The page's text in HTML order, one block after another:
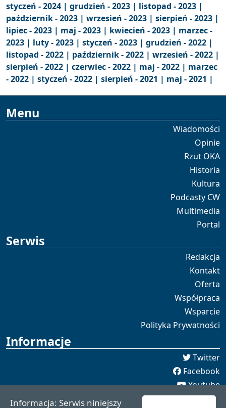
styczeń - 2024 | grudzień - 2023 | listopad - 2023 |
październik - 2023 | wrzesień - 2023 | sierpień - 2023 |
lipiec - 2023 | maj - 2023 | kwiecień - 2023 | marzec -
2023 | luty - 2023 | styczeń - 2023 | grudzień - 2022 |
listopad - 2022 | październik - 2022 | wrzesień - 2022 |
sierpień - 2022 | czerwiec - 2022 | maj - 2022 | marzec
- 2022 | styczeń - 2022 | sierpień - 2021 | maj - 2021 |
Menu
Wiadomości
Opinie
Rzut OKA
Historia
Kultura
Podcasty CW
Multimedia
Portal
Serwis
Redakcja
Kontakt
Oferta
Współpraca
Wsparcie
Polityka Prywatności
Informacje
Twitter
Facebook
Youtube
Spotify
Informacja: Serwis niniejszy